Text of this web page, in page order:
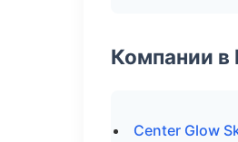
Компании в
Center Glow